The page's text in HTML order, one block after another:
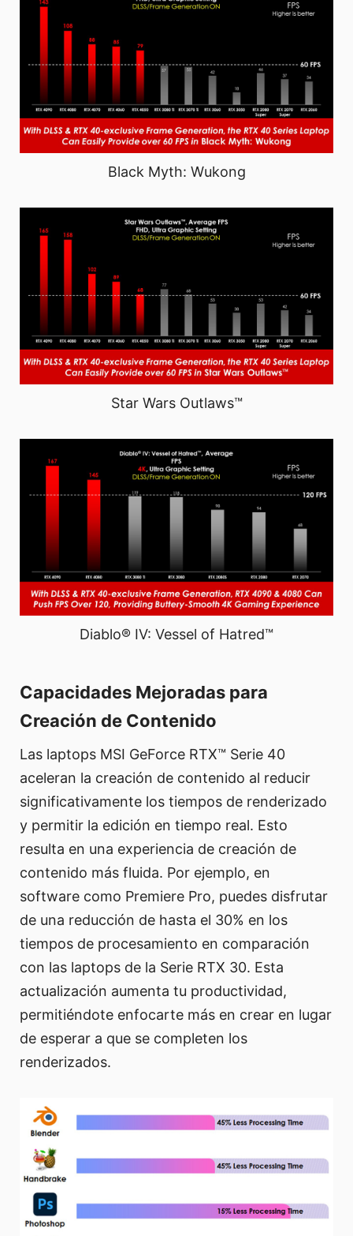
Black Myth: Wukong
Star Wars Outlaws™
Diablo® IV: Vessel of Hatred™
Capacidades Mejoradas para
Creación de Contenido
Las laptops MSI GeForce RTX™ Serie 40
aceleran la creación de contenido al reducir
significativamente los tiempos de renderizado
y permitir la edición en tiempo real. Esto
resulta en una experiencia de creación de
contenido más fluida. Por ejemplo, en
software como Premiere Pro, puedes disfrutar
de una reducción de hasta el 30% en los
tiempos de procesamiento en comparación
con las laptops de la Serie RTX 30. Esta
actualización aumenta tu productividad,
permitiéndote enfocarte más en crear en lugar
de esperar a que se completen los
renderizados.